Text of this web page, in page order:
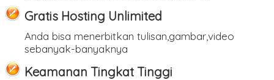
Gratis Hosting Unlimited
Anda bisa menerbitkan tulisan,gambar,video
sebanyak-banyaknya
Keamanan Tingkat Tinggi